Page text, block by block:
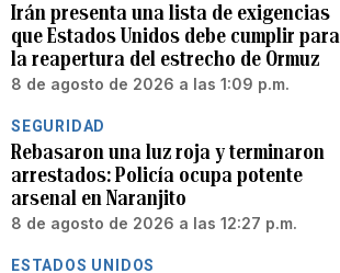
Irán presenta una lista de exigencias
que Estados Unidos debe cumplir para
la reapertura del estrecho de Ormuz
8 de agosto de 2026 a las 1:09 p.m.
SEGURIDAD
Rebasaron una luz roja y terminaron
arrestados: Policía ocupa potente
arsenal en Naranjito
8 de agosto de 2026 a las 12:27 p.m.
ESTADOS UNIDOS